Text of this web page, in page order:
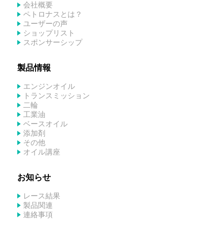
会社概要
ペトロナスとは？
ユーザーの声
ショップリスト
スポンサーシップ
製品情報
エンジンオイル
トランスミッション
二輪
工業油
ベースオイル
添加剤
その他
オイル講座
お知らせ
レース結果
製品関連
連絡事項